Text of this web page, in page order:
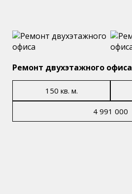
Ремонт двухэтажного офиса
150 кв. м.
4 991 000